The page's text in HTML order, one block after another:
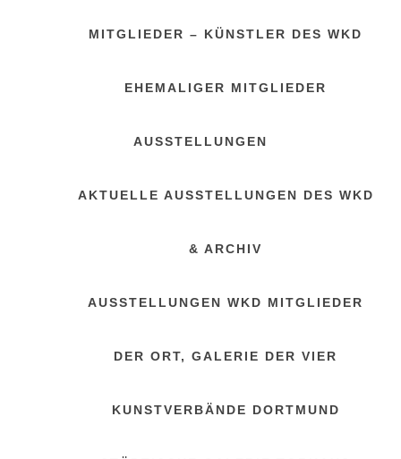
MITGLIEDER – KÜNSTLER DES WKD
EHEMALIGER MITGLIEDER
AUSSTELLUNGEN
AKTUELLE AUSSTELLUNGEN DES WKD
& ARCHIV
AUSSTELLUNGEN WKD MITGLIEDER
DER ORT, GALERIE DER VIER
KUNSTVERBÄNDE DORTMUND